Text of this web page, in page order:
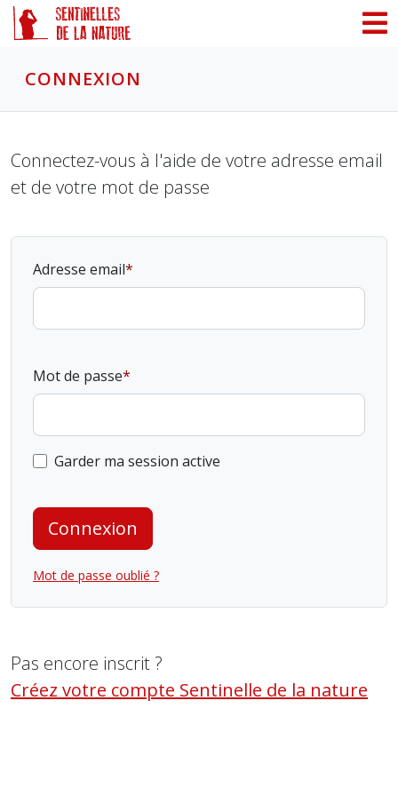
CONNEXION
Connectez-vous à l'aide de votre adresse email
et de votre mot de passe
Adresse email
Mot de passe
Garder ma session active
Connexion
Mot de passe oublié ?
Pas encore inscrit ?
Créez votre compte Sentinelle de la nature
Panneau de gestion des cookies